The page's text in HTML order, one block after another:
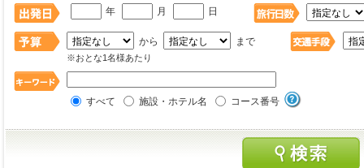
年 月 日
から まで
※おとな1名様あたり
すべて 施設・ホテル名 コース番号